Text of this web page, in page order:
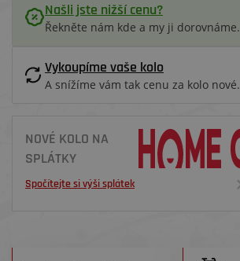
Našli jste nižší cenu?
Řekněte nám kde a my ji dorovnáme.
Vykoupíme vaše kolo
A snížíme vám tak cenu za kolo nové.
NOVÉ KOLO NA
SPLÁTKY
Spočítejte si výši splátek